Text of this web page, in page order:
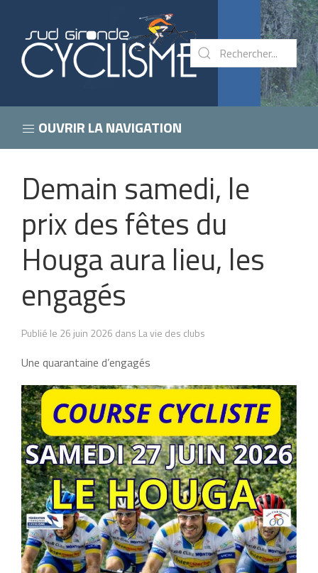
OUVRIR LA NAVIGATION
Demain samedi, le
prix des fêtes du
Houga aura lieu, les
engagés
Publié le 26 juin 2026 dans La vie des clubs
Une quarantaine d’engagés